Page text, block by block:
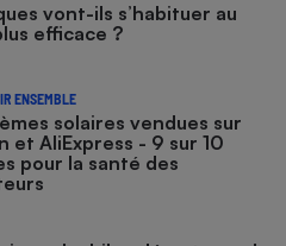
vont-ils s’habituer au
efficace ?
ENSEMBLE
solaires vendues sur
et AliExpress - 9 sur 10
pour la santé des